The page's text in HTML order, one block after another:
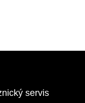
servis